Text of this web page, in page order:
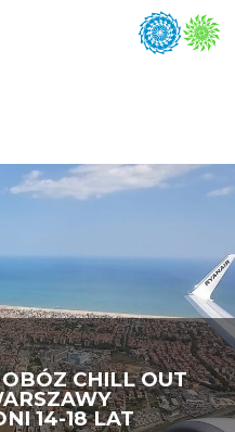
CHILL OUT
14-18 LAT